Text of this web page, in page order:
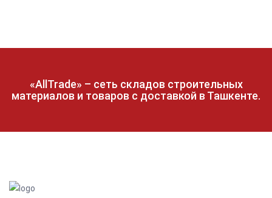
«AllTrade» – сеть складов строительных
материалов и товаров с доставкой в Ташкенте.